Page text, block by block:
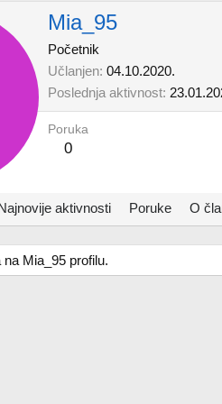
Mia_95
Početnik
Učlanjen 04.10.2020.
Poslednja aktivnost
Poruka
0
aktivnosti Poruke O
Mia_95 profilu.